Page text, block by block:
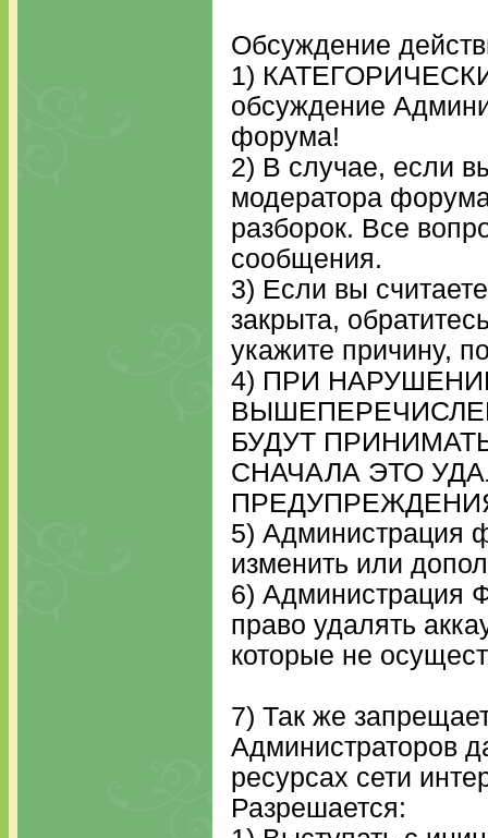
Обсуждение
1)
обсуждение
форума!
2) В случае, если
модератора
разборок. Все
сообщения.
3) Если вы
закрыта,
укажите причину,
4) ПРИ
БУДУТ
СНАЧАЛА ЭТО
5) Администрация
изменить или
6) Администрация
право удалять
которые не
7) Так же
Администраторов
ресурсах сети
Разрешается: